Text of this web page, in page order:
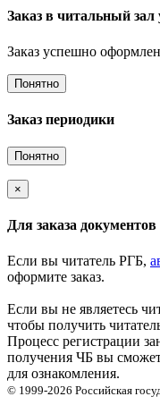
Заказ в читальный
Заказ успешно
Понятно
Заказ периодики
Понятно
×
Для заказа
Если вы читатель РГБ,
оформите заказ.
Если вы не являетесь
чтобы получить
Процесс регистрации
получения ЧБ вы
для ознакомления.
© 1999-2026 Российская